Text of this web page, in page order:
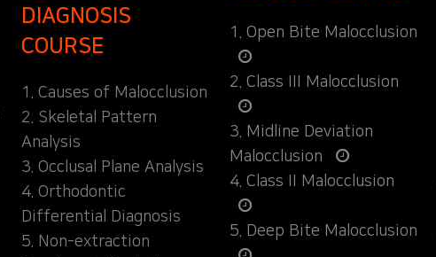
DIAGNOSIS
COURSE
1. Causes of Malocclusion
2. Skeletal Pattern
Analysis
3. Occlusal Plane Analysis
4. Orthodontic
Differential Diagnosis
5. Non-extraction
1. Open Bite Malocclusion
2. Class III Malocclusion
3. Midline Deviation
Malocclusion
4. Class II Malocclusion
5. Deep Bite Malocclusion